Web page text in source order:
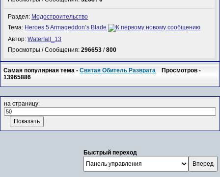
Раздел: Модостроительство
Тема: Heroes 5 Armageddon’s Blade
Автор:Waterfall_13
Просмотры / Сообщения:296653 /800
Самая популярная тема -Святая Обитель Разврата Просмотров -
13965886
на страницу:
Быстрый переход